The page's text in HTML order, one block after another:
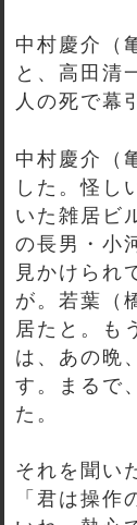
中村慶介（
と、高田清
人の死で幕
中村慶介（
した。怪し
いた雑居ビ
の長男・小
見かけられ
が。若葉（
居たと。も
は、あの晩
す。まるで
た。
それを聞い
「君は操